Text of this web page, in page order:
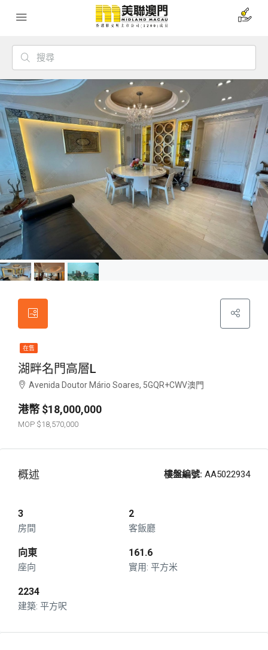
在售
湖畔名門高層L
Avenida Doutor Mário Soares, 5GQR+CWV澳門
$18,000,000
$18,570,000
概述 樓盤編號: AA5022934
3
房間
2
客飯廳
向東
座向
161.6
平方米
2234
平方呎